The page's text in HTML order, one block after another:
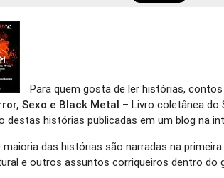
Para quem gosta de ler histórias,
Sexo e Black Metal – Livro coletânea do
destas histórias publicadas em um blog na
maioria das histórias são narradas na
e outros assuntos corriqueiros dentro do